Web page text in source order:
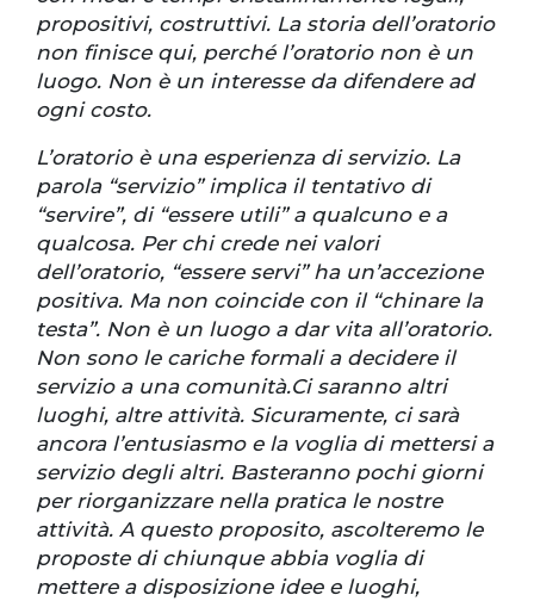
propositivi, costruttivi. La storia dell’oratorio
non finisce qui, perché l’oratorio non è un
luogo. Non è un interesse da difendere ad
ogni costo.
L’oratorio è una esperienza di servizio. La
parola “servizio” implica il tentativo di
“servire”, di “essere utili” a qualcuno e a
qualcosa. Per chi crede nei valori
dell’oratorio, “essere servi” ha un’accezione
positiva. Ma non coincide con il “chinare la
testa”. Non è un luogo a dar vita all’oratorio.
Non sono le cariche formali a decidere il
servizio a una comunità.Ci saranno altri
luoghi, altre attività. Sicuramente, ci sarà
ancora l’entusiasmo e la voglia di mettersi a
servizio degli altri. Basteranno pochi giorni
per riorganizzare nella pratica le nostre
attività. A questo proposito, ascolteremo le
proposte di chiunque abbia voglia di
mettere a disposizione idee e luoghi,